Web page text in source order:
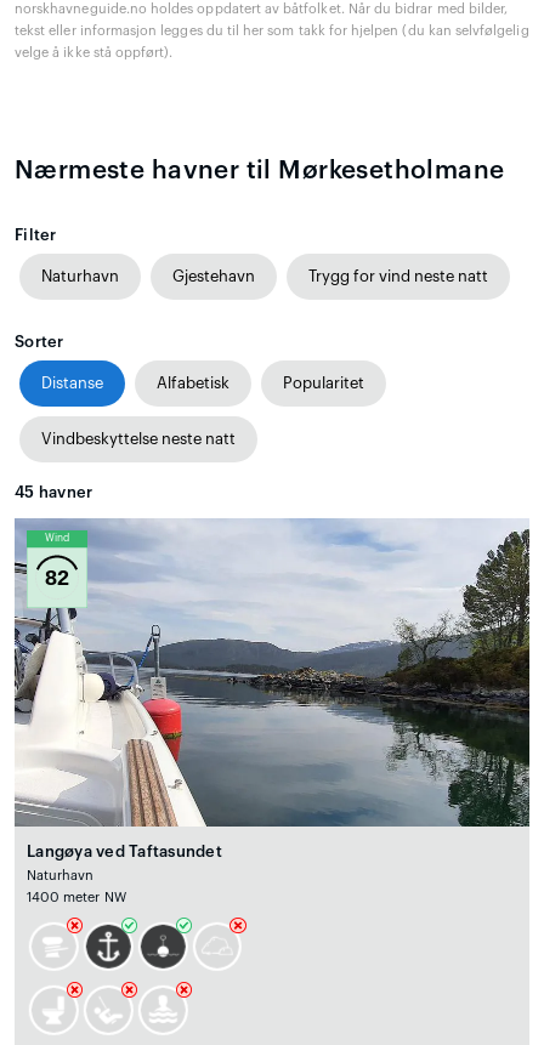
norskhavneguide.no holdes oppdatert av båtfolket. Når du bidrar med bilder,
tekst eller informasjon legges du til her som takk for hjelpen (du kan selvfølgelig
velge å ikke stå oppført).
Nærmeste havner til Mørkesetholmane
Filter
Naturhavn Gjestehavn Trygg for vind neste natt
Sorter
Distanse Alfabetisk Popularitet
Vindbeskyttelse neste natt
45 havner
Wind
82
Langøya ved Taftasundet
Naturhavn
1400 meter NW